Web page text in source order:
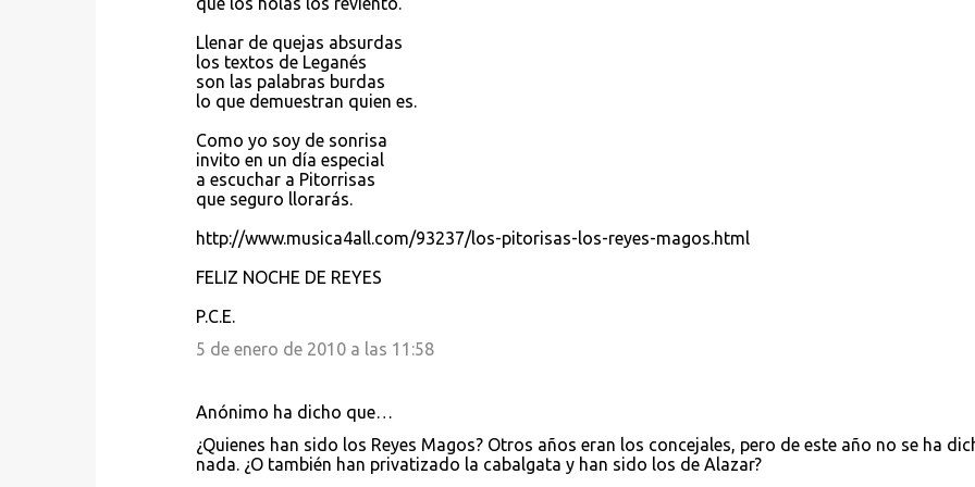
Llenar de quejas absurdas
los textos de Leganés
son las palabras burdas
lo que demuestran quien es.
Como yo soy de sonrisa
invito en un día especial
a escuchar a Pitorrisas
que seguro llorarás.
http://www.musica4all.com/93237/los-pitorisas-los-reyes-magos.html
FELIZ NOCHE DE REYES
P.C.E.
5 de enero de 2010 a las 11:58
Anónimo ha dicho que…
¿Quienes han sido los Reyes Magos? Otros años eran los concejales, pero de este año no se ha
nada. ¿O también han privatizado la cabalgata y han sido los de Alazar?